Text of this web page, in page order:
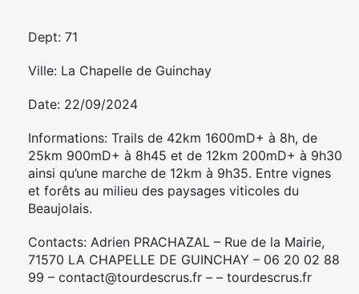
Dept: 71
Ville: La Chapelle de Guinchay
Date: 22/09/2024
Informations: Trails de 42km 1600mD+ à 8h, de
25km 900mD+ à 8h45 et de 12km 200mD+ à 9h30
ainsi qu’une marche de 12km à 9h35. Entre vignes
et forêts au milieu des paysages viticoles du
Beaujolais.
Contacts: Adrien PRACHAZAL – Rue de la Mairie,
71570 LA CHAPELLE DE GUINCHAY – 06 20 02 88
99 – contact@tourdescrus.fr – – tourdescrus.fr